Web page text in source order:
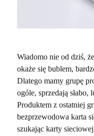
Wiadomo nie od dziś,
okaże się bublem,
Dlatego mamy grupę
ogóle, sprzedają słabo,
Produktem z ostatniej
bezprzewodowa karta
szukając karty